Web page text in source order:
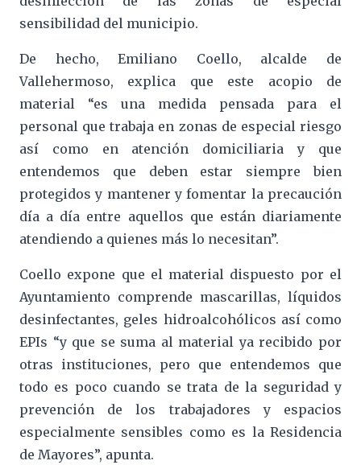
sensibilidad del municipio.
De hecho, Emiliano Coello, alcalde de
Vallehermoso, explica que este acopio de
material “es una medida pensada para el
personal que trabaja en zonas de especial riesgo
así como en atención domiciliaria y que
entendemos que deben estar siempre bien
protegidos y mantener y fomentar la precaución
día a día entre aquellos que están diariamente
atendiendo a quienes más lo necesitan”.
Coello expone que el material dispuesto por el
Ayuntamiento comprende mascarillas, líquidos
desinfectantes, geles hidroalcohólicos así como
EPIs “y que se suma al material ya recibido por
otras instituciones, pero que entendemos que
todo es poco cuando se trata de la seguridad y
prevención de los trabajadores y espacios
especialmente sensibles como es la Residencia
de Mayores”, apunta.